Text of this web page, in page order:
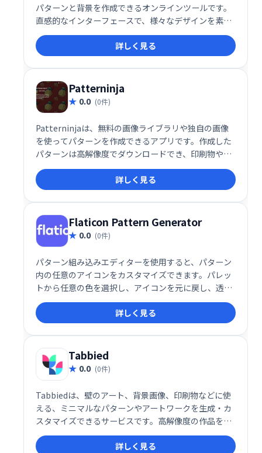
パターンと背景を作成できるオンラインツールです。
直感的なインターフェースで、様々なデザインを素早
く生成。ウェブサイトやデザイン素材に最適なパター
ンを、手軽に手に入れられます。
詳しく見る
Patterninja
0.0 (0件)
Patterninjaは、無料の画像ライブラリや独自の画像
を使ってパターンを作成できるアプリです。作成した
パターンは高解像度でダウンロードでき、印刷物やウ
ェブサイトなどで活用できます。簡単にオリジナルパ
ターンを作成したい方におすすめです。
詳しく見る
Flaticon Pattern Generator
0.0 (0件)
パターン組み込みエディターを使用すると、パターン
内の任意のアイコンをカスタマイズできます。パレッ
トから任意の色を選択し、アイコンを元に戻し、透明
度を調整し、レイヤーを変更します。問題が発生した
場合は、アイコンまたはパターン全体を削除して、最
初からやり直してください。
詳しく見る
Tabbied
0.0 (0件)
Tabbiedは、壁のアート、背景画像、印刷物などに使
える、ミニマルなパターンやアートワークを生成・カ
スタマイズできるサービスです。高解像度の作品を無
料でダウンロードでき、様々なプロジェクトに活用で
きます。
詳しく見る